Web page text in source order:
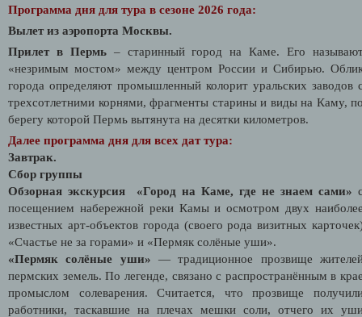
Программа дня для тура в сезоне 2026 года:
Вылет из аэропорта Москвы.
Прилет в Пермь – старинный город на Каме. Его
«незримым мостом» между центром России и Сибирью.
города определяют промышленный колорит уральских заводов
трехсотлетними корнями, фрагменты старины и виды на Каму,
берегу которой Пермь вытянута на десятки километров.
Далее программа дня для всех дат тура:
Завтрак.
Сбор группы
Обзорная экскурсия «Город на Каме, где не знаем сами»
посещением набережной реки Камы и осмотром двух
известных арт-объектов города (своего рода визитных
«Счастье не за горами» и «Пермяк солёные уши».
«Пермяк солёные уши» — традиционное прозвище
пермских земель. По легенде, связано с распространённым в
промыслом солеварения. Считается, что прозвище
работники, таскавшие на плечах мешки соли, отчего их